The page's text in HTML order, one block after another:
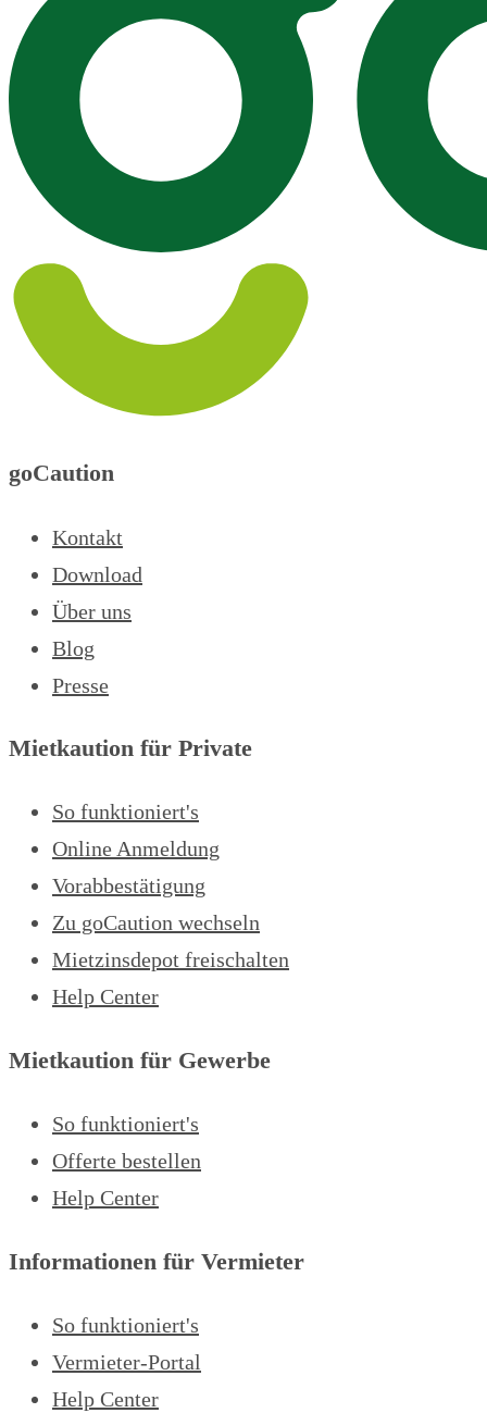
goCaution
Kontakt
Download
Über uns
Blog
Presse
Mietkaution für Private
So funktioniert's
Online Anmeldung
Vorabbestätigung
Zu goCaution wechseln
Mietzinsdepot freischalten
Help Center
Mietkaution für Gewerbe
So funktioniert's
Offerte bestellen
Help Center
Informationen für Vermieter
So funktioniert's
Vermieter-Portal
Help Center